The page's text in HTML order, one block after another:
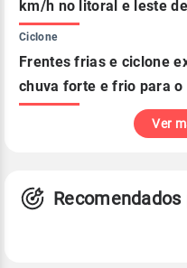
km/h no litoral e leste
Ciclone
Frentes frias e ciclone
chuva forte e frio para o
Ver